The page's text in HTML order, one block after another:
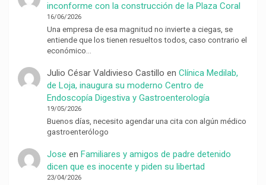
inconforme con la construcción de la Plaza Coral
16/06/2026
Una empresa de esa magnitud no invierte a ciegas, se
entiende que los tienen resueltos todos, caso contrario el
económico…
Julio César Valdivieso Castillo en Clínica Medilab,
de Loja, inaugura su moderno Centro de
Endoscopía Digestiva y Gastroenterología
19/05/2026
Buenos días, necesito agendar una cita con algún médico
gastroenterólogo
Jose en Familiares y amigos de padre detenido
dicen que es inocente y piden su libertad
23/04/2026